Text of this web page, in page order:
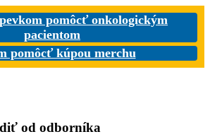
pomôcť onkologickým
pacientom
pomôcť kúpou merchu
od odborníka